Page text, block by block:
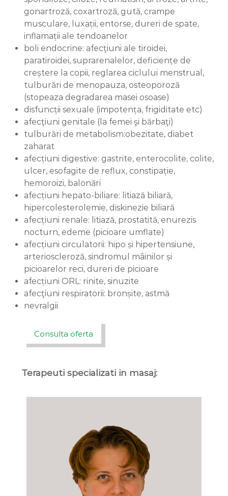
gonartroză, coxartroză, gută, crampe
musculare, luxații, entorse, dureri de spate,
inflamații ale tendoanelor
boli endocrine: afecţiuni ale tiroidei,
paratiroidei, suprarenalelor, deficiențe de
creștere la copii, reglarea ciclului menstrual,
tulburări de menopauza, osteoporoză
(stopeaza degradarea masei osoase)
disfuncții sexuale (impotența, frigiditate etc)
afecţiuni genitale (la femei şi bărbaţi)
tulburări de metabolism:obezitate, diabet
zaharat
afecțiuni digestive: gastrite, enterocolite, colite,
ulcer, esofagite de reflux, constipație,
hemoroizi, balonări
afecțiuni hepato-biliare: litiază biliară,
hipercolesterolemie, diskinezie biliară
afecțiuni renale: litiază, prostatită, enurezis
nocturn, edeme (picioare umflate)
afecțiuni circulatorii: hipo și hipertensiune,
arterioscleroză, sindromul mâinilor și
picioarelor reci, dureri de picioare
afecțiuni ORL: rinite, sinuzite
afecţiuni respiratorii: bronșite, astmă
nevralgii
Consulta oferta
Terapeuti specializati in masaj: